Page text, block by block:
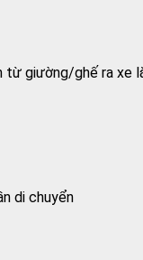
từ giường/ghế ra xe
di chuyển